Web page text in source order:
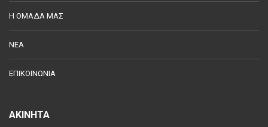
Η ΟΜΑΔΑ ΜΑΣ
ΝΕΑ
ΕΠΙΚΟΙΝΩΝΙΑ
ΑΚΙΝΗΤΑ